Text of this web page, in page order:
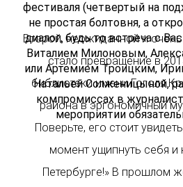
фестиваля (четвертый на
не простая болтовня, а
диалог, будь то встреча с
Виталием Милоновым,
или Артемием Троицким,
Натальей Солженицыной,
компромиссах в
мероприятии
Второй, неожиданной и
стало превращение в
библиотеки имени Гоголя
района в эргономичный
Поверьте, его стоит
момент ущипнуть себя и
Петербурге!» В прошлом